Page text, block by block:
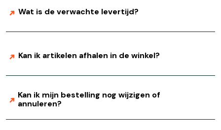
Wat is de verwachte levertijd?
Kan ik artikelen afhalen in de winkel?
Kan ik mijn bestelling nog wijzigen of
annuleren?